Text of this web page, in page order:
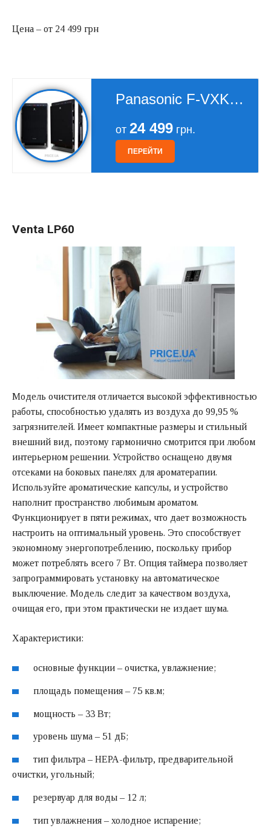
Цена – от 24 499 грн
Panasonic F-VXK70R
от 24 499 грн.
ПЕРЕЙТИ
Venta LP60
Модель очистителя отличается высокой эффективностью
работы, способностью удалять из воздуха до 99,95 %
загрязнителей. Имеет компактные размеры и стильный
внешний вид, поэтому гармонично смотрится при любом
интерьерном решении. Устройство оснащено двумя
отсеками на боковых панелях для ароматерапии.
Используйте ароматические капсулы, и устройство
наполнит пространство любимым ароматом.
Функционирует в пяти режимах, что дает возможность
настроить на оптимальный уровень. Это способствует
экономному энергопотреблению, поскольку прибор
может потреблять всего 7 Вт. Опция таймера позволяет
запрограммировать установку на автоматическое
выключение. Модель следит за качеством воздуха,
очищая его, при этом практически не издает шума.
Характеристики:
основные функции – очистка, увлажнение;
площадь помещения – 75 кв.м;
мощность – 33 Вт;
уровень шума – 51 дБ;
тип фильтра – НЕРА-фильтр, предварительной
очистки, угольный;
резервуар для воды – 12 л;
тип увлажнения – холодное испарение;